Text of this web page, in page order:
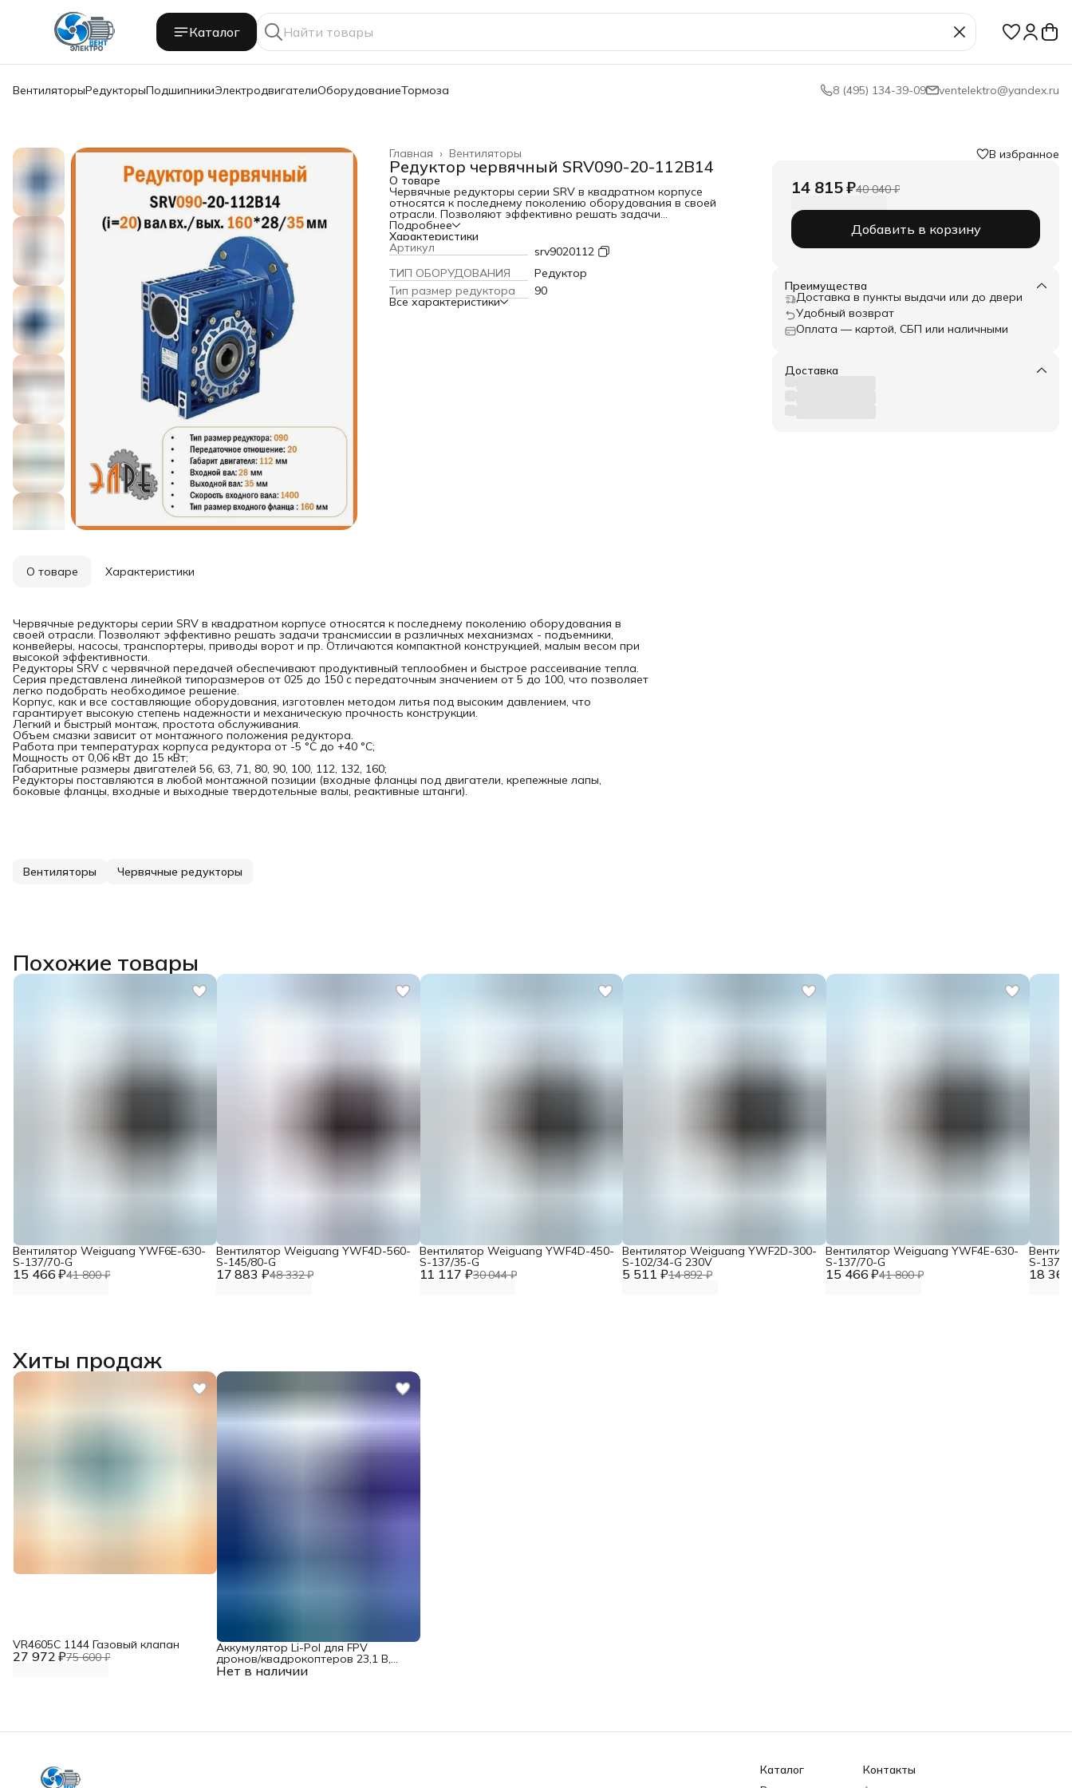
Каталог
ВентиляторыРедукторыПодшипникиЭлектродвигателиОборудованиеТормоза 8 (495) 134-39-09 ventelektro@yandex.ru
Вентиляторы
Главная ›
Редуктор червячный SRV090-20-112B14
О товаре
Червячные редукторы серии SRV в квадратном корпусе
относятся к последнему поколению оборудования в своей
отрасли. Позволяют эффективно решать задачи
трансмиссии в различных механизмах - подъемники,
конвейеры, насосы, транспортеры, приводы ворот и пр.
Отличаются компактной конструкцией, малым весом при
высокой эффективности.
Редукторы SRV с червячной передачей обеспечивают
продуктивный теплообмен и быстрое рассеивание тепла.
Серия представлена линейкой типоразмеров от 025 до 150 с
передаточным значением от 5 до 100, что позволяет легко
Подробнее
Характеристики
Артикул
srv9020112
ТИП ОБОРУДОВАНИЯ
Редуктор
Тип размер редуктора
90
Все характеристики
В избранное
14 815 ₽40 040 ₽
Добавить в корзину
Преимущества
Доставка в пункты выдачи или до двери
Удобный возврат
Оплата — картой, СБП или наличными
Доставка
О товаре Характеристики
Червячные редукторы серии SRV в квадратном корпусе относятся к последнему поколению оборудования в
своей отрасли. Позволяют эффективно решать задачи трансмиссии в различных механизмах - подъемники,
конвейеры, насосы, транспортеры, приводы ворот и пр. Отличаются компактной конструкцией, малым весом при
высокой эффективности.
Редукторы SRV с червячной передачей обеспечивают продуктивный теплообмен и быстрое рассеивание тепла.
Серия представлена линейкой типоразмеров от 025 до 150 с передаточным значением от 5 до 100, что позволяет
легко подобрать необходимое решение.
Корпус, как и все составляющие оборудования, изготовлен методом литья под высоким давлением, что
гарантирует высокую степень надежности и механическую прочность конструкции.
Легкий и быстрый монтаж, простота обслуживания.
Объем смазки зависит от монтажного положения редуктора.
Работа при температурах корпуса редуктора от -5 °C до +40 °C;
Мощность от 0,06 кВт до 15 кВт;
Габаритные размеры двигателей 56, 63, 71, 80, 90, 100, 112, 132, 160;
Редукторы поставляются в любой монтажной позиции (входные фланцы под двигатели, крепежные лапы,
боковые фланцы, входные и выходные твердотельные валы, реактивные штанги).
Вентиляторы Червячные редукторы
Похожие товары
15 466 ₽41 800 ₽
Вентилятор Weiguang YWF6E-630-
S-137/70-G
17 883 ₽48 332 ₽
Вентилятор Weiguang YWF4D-560-
S-145/80-G
11 117 ₽30 044 ₽
Вентилятор Weiguang YWF4D-450-
S-137/35-G
5 511 ₽14 892 ₽
Вентилятор Weiguang YWF2D-300-
S-102/34-G 230V
15 466 ₽41 800 ₽
Вентилятор Weiguang YWF4E-630-
S-137/70-G
18
S-137/
Хиты продаж
27 972 ₽75 600 ₽
VR4605С 1144 Газовый клапан
Нет в наличии
Аккумулятор Li-Pol для FPV
дронов/квадрокоптеров 23,1 В,
10000 мАч, 370 ВТ
Каталог
Контакты